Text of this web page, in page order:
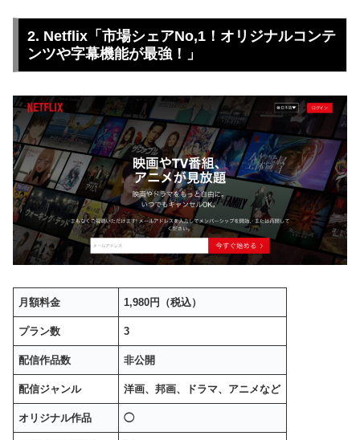
2. Netflix「市場シェアNo,1！オリジナルコンテ
ンツや字幕機能が最強！」
月額料金 1,980円（税込）
プラン数 3
配信作品数 非公開
配信ジャンル 洋画、邦画、ドラマ、アニメなど
オリジナル作品 ◯